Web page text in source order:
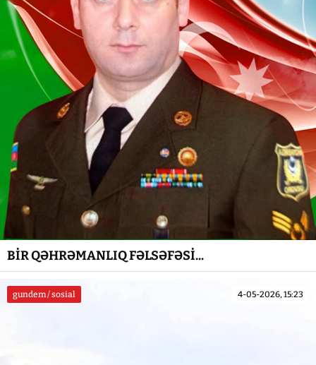
BİR QƏHRƏMANLIQ FƏLSƏFƏSİ...
gundem / sosial 4-05-2026, 15:23